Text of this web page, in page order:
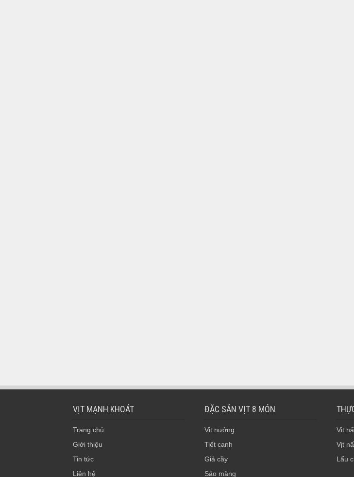
VỊT MẠNH KHOÁT
Trang chủ
Giới thiệu
Tin tức
Liên hệ
ĐẶC SẢN VỊT 8 MÓN
Vịt nướng
Tiết canh
Giả cầy
Sáo măng
Vịt
Vịt
Lẩu